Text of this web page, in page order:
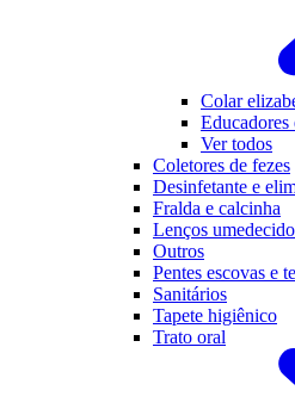
Colar
Educadores
Ver todos
Coletores de fezes
Desinfetante e
Fralda e calcinha
Lenços
Outros
Pentes escovas e
Sanitários
Tapete higiênico
Trato oral